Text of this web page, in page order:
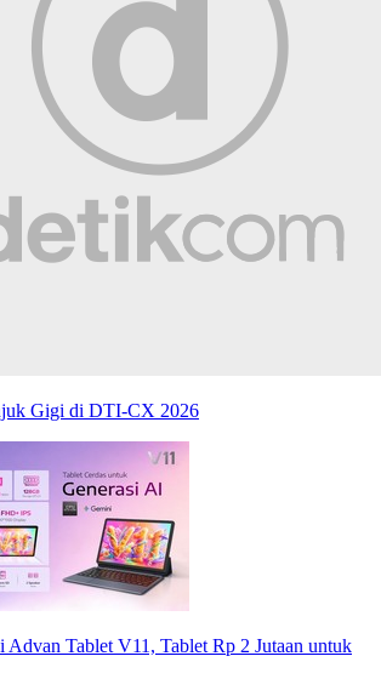
Gigi di DTI-CX 2026
Advan Tablet V11, Tablet Rp 2 Jutaan untuk